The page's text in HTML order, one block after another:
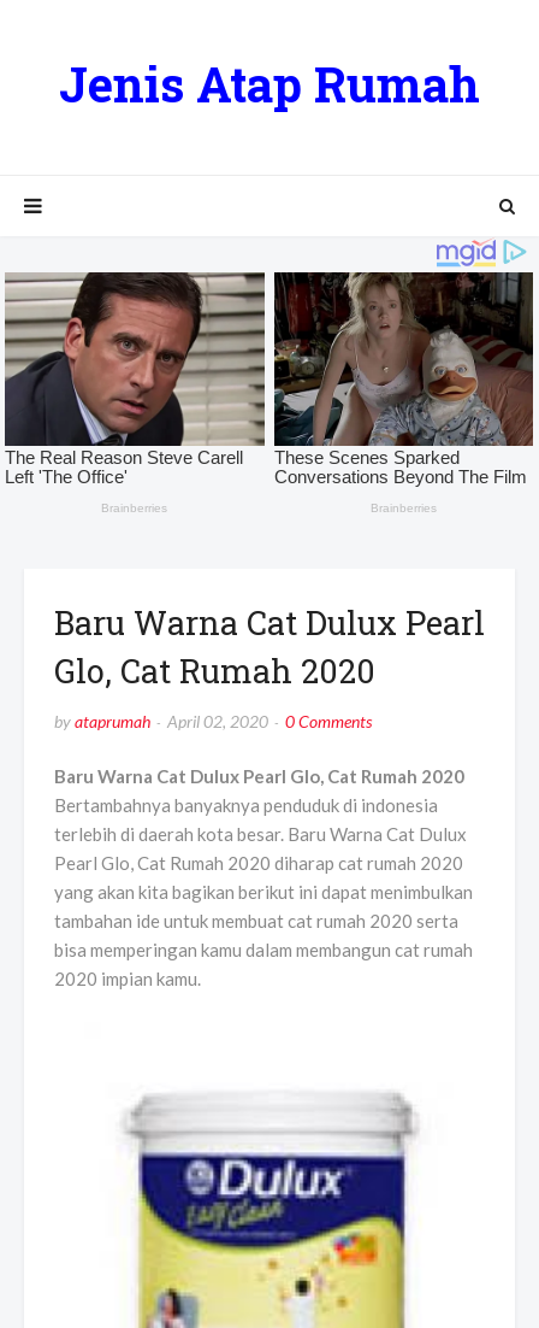
Jenis Atap Rumah
Baru Warna Cat Dulux Pearl
Glo, Cat Rumah 2020
byataprumah April 02, 2020 0 Comments
Baru Warna Cat Dulux Pearl Glo, Cat Rumah 2020
Bertambahnya banyaknya penduduk di indonesia
terlebih di daerah kota besar. Baru Warna Cat Dulux
Pearl Glo, Cat Rumah 2020 diharap cat rumah 2020
yang akan kita bagikan berikut ini dapat menimbulkan
tambahan ide untuk membuat cat rumah 2020 serta
bisa memperingan kamu dalam membangun cat rumah
2020 impian kamu.